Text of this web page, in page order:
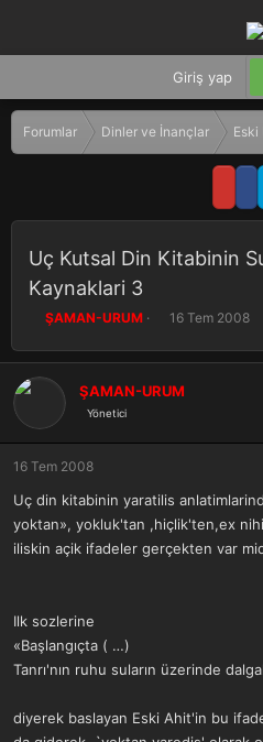
Giriş yap
Forumlar Dinler ve İnançlar Eski
Uç Kutsal Din Kitabinin
Kaynaklari 3
K
n
b
a
ş
a
t
ŞAMAN-URUM
B
ş
a
t
a
r
i
16 Tem 2008
ŞAMAN-URUM
Yönetici
16 Tem 2008
Uç din kitabinin yaratilis
yoktan», yokluk'tan ,hiçlik'ten,ex
iliskin açik ifadeler gerçekten var
Ilk sozlerine
«Başlangıçta ( …)
Tanrı'nın ruhu suların üzerinde
diyerek baslayan Eski Ahit'in bu